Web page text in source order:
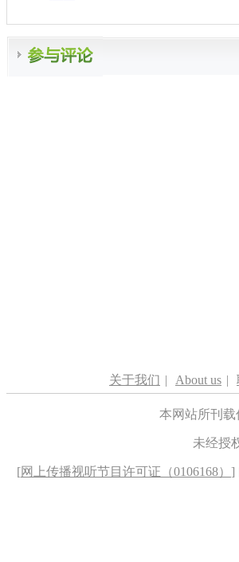
关于我们 | About us |
本网站所刊
未经授
[网上传播视听节目许可证（0106168） ]